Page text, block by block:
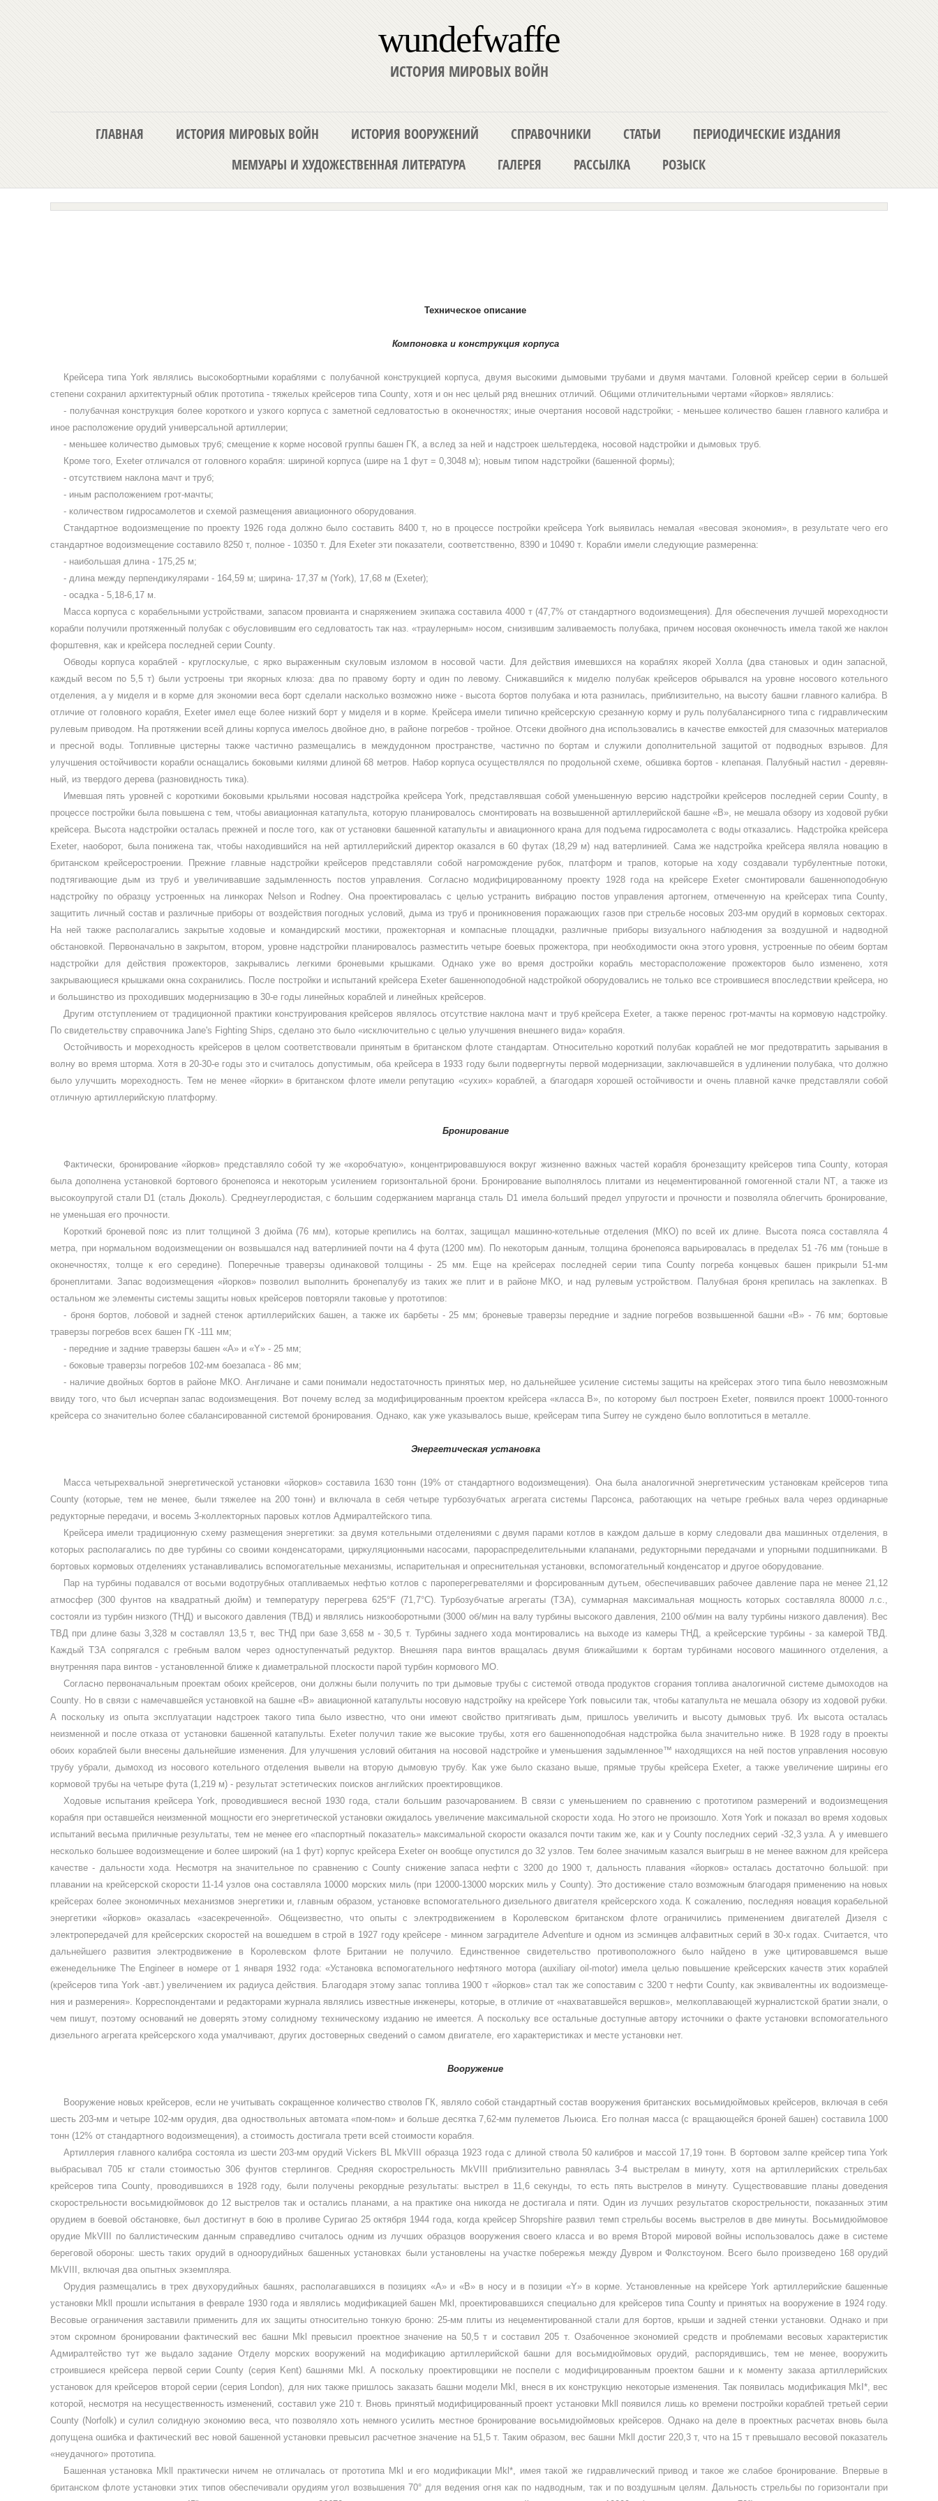
wundefwaffe
ИСТОРИЯ МИРОВЫХ ВОЙН
ГЛАВНАЯ ИСТОРИЯ МИРОВЫХ ВОЙН ИСТОРИЯ ВООРУЖЕНИЙ СПРАВОЧНИКИ СТАТЬИ
ПЕРИОДИЧЕСКИЕ ИЗДАНИЯ
МЕМУАРЫ И ХУДОЖЕСТВЕННАЯ ЛИТЕРАТУРА
ГАЛЕРЕЯ РАССЫЛКА РОЗЫСК
Техническое описание
Компоновка и конструкция корпуса
Крейсера типа York являлись высокобортными ко­раблями с полубачной конструкцией корпуса, двумя высокими дымовыми трубами и двумя мачтами. Голов­ной крейсер серии в большей
степени сохранил архитек­турный облик прототипа - тяжелых крейсеров типа County, хотя и он нес целый ряд внешних отличий. Об­щими отличительными чертами «йорков» являлись:
- полубачная конструкция более короткого и узкого корпуса с заметной седловатостью в оконечностях; иные очертания носовой надстройки; - меньшее количество башен главного калибра и
иное расположение орудий универсальной артил­лерии;
- меньшее количество дымовых труб; смещение к корме носовой группы башен ГК, а вслед за ней и надстроек шельтердека, носовой над­стройки и дымовых труб.
Кроме того, Exeter отличался от головного корабля: шириной корпуса (шире на 1 фут = 0,3048 м); новым типом надстройки (башенной формы);
- отсутствием наклона мачт и труб;
- иным расположением грот-мачты;
- количеством гидросамолетов и схемой размещения авиационного оборудования.
Стандартное водоизмещение по проекту 1926 года должно было составить 8400 т, но в процессе постройки крейсера York выявилась немалая «весовая экономия», в результате чего его
стандартное водоизмещение соста­вило 8250 т, полное - 10350 т. Для Exeter эти показатели, соответственно, 8390 и 10490 т. Корабли имели следую­щие размеренна:
- наибольшая длина - 175,25 м;
- длина между перпендикулярами - 164,59 м; ширина- 17,37 м (York), 17,68 м (Exeter);
- осадка - 5,18-6,17 м.
Масса корпуса с корабельными устройствами, запа­сом провианта и снаряжением экипажа составила 4000 т (47,7% от стандартного водоизмещения). Для обеспече­ния лучшей мореходности
корабли получили протяжен­ный полубак с обусловившим его седловатость так наз. «траулерным» носом, снизившим заливаемость полубака, причем носовая оконечность имела такой же наклон
форштевня, как и крейсера последней серии County.
Обводы корпуса кораблей - круглоскулые, с ярко вы­раженным скуловым изломом в носовой части. Для дей­ствия имевшихся на кораблях якорей Холла (два стано­вых и один запасной,
каждый весом по 5,5 т) были устро­ены три якорных клюза: два по правому борту и один по левому. Снижавшийся к миделю полубак крейсеров об­рывался на уровне носового котельного
отделения, а у миделя и в корме для экономии веса борт сделали на­сколько возможно ниже - высота бортов полубака и юта разнилась, приблизительно, на высоту башни главного калибра. В
отличие от головного корабля, Exeter имел еще более низкий борт у миделя и в корме. Крейсера имели типично крейсерскую срезанную корму и руль полубалансирного типа с гидравлическим
рулевым при­водом. На протяжении всей длины корпуса имелось двой­ное дно, в районе погребов - тройное. Отсеки двойного дна использовались в качестве емкостей для смазочных материалов
и пресной воды. Топливные цистерны также частично размещались в междудонном пространстве, ча­стично по бортам и служили дополнительной защитой от подводных взрывов. Для
улучшения остойчивости кораб­ли оснащались боковыми килями длиной 68 метров. Набор корпуса осуществлялся по продольной схеме, об­шивка бортов - клепаная. Палубный настил - деревян­
ный, из твердого дерева (разновидность тика).
Имевшая пять уровней с короткими боковыми кры­льями носовая надстройка крейсера York, представляв­шая собой уменьшенную версию надстройки крейсеров последней серии County, в
процессе постройки была по­вышена с тем, чтобы авиационная катапульта, которую планировалось смонтировать на возвышенной артилле­рийской башне «В», не мешала обзору из ходовой рубки
крейсера. Высота надстройки осталась прежней и после того, как от установки башенной катапульты и авиаци­онного крана для подъема гидросамолета с воды отка­зались. Надстройка крейсера
Exeter, наоборот, была по­нижена так, чтобы находившийся на ней артиллерийский директор оказался в 60 футах (18,29 м) над ватерлинией. Сама же надстройка крейсера являла новацию в
британ­ском крейсеростроении. Прежние главные надстройки крейсеров представляли собой нагромождение рубок, платформ и трапов, которые на ходу создавали турбулен­тные потоки,
подтягивающие дым из труб и увеличивав­шие задымленность постов управления. Согласно моди­фицированному проекту 1928 года на крейсере Exeter смонтировали башенноподобную
надстройку по образ­цу устроенных на линкорах
Nelson и Rodney. Она проек­тировалась с целью устранить вибрацию постов управ­ления артогнем, отмеченную на крейсерах типаCounty,
защитить личный состав и различные приборы от воздей­ствия погодных условий, дыма из труб и проникновения поражающих газов при стрельбе носовых 203-мм орудий в кормовых секторах.
На ней также располагались зак­рытые ходовые и командирский мостики, прожекторная и компасные площадки, различные приборы визуально­го наблюдения за воздушной и надводной
обстановкой. Первоначально в закрытом, втором, уровне надстройки планировалось разместить четыре боевых прожектора, при необходимости окна этого уровня, устроенные по обеим бортам
надстройки для действия прожекторов, закрывались легкими броневыми крышками. Однако уже во время достройки корабль месторасположение прожек­торов было изменено, хотя
закрывающиеся крышками окна сохранились. После постройки и испытаний крейсера Exeterбашенноподобной надстройкой оборудовались не только все строившиеся впоследствии крейсера, но
и большинство из проходив­ших модернизацию в 30-е годы линейных кораблей и линейных крейсеров.
Другим отступлением от традиционной практики конструирования крейсеров являлось отсутствие накло­на мачт и труб крейсера Exeter, а также перенос грот-мачты на кормовую над­стройку.
По свидетельству справочника Jane's Fighting Ships, сделано это было «ис­ключительно с целью улуч­шения внешнего вида» ко­рабля.
Остойчивость и мореход­ность крейсеров в целом соот­ветствовали принятым в бри­танском флоте стандартам. Относительно короткий по­лубак кораблей не мог пре­дотвратить зарывания в
вол­ну во время шторма. Хотя в 20-30-е годы это и считалось допустимым, оба крейсера в 1933 году были подвергнуты первой модернизации, заключавшейся в удлинении полу­бака, что должно
было улучшить мореходность. Тем не менее «йорки» в британском флоте имели репутацию «сухих» кораблей, а благодаря хоро­шей остойчивости и очень плавной качке пред­ставляли собой
отличную артиллерийскую плат­форму.
Бронирование
Фактически, бронирование «йорков» пред­ставляло собой ту же «коробчатую», концентри­ровавшуюся вокруг жизненно важных частей ко­рабля бронезащиту крейсеров типаCounty, кото­рая
была дополнена установкой бортового бронепояса и некоторым усилением горизонтальной брони. Бронирование выполнялось плитами из не­цементированной гомогенной стали NT, а также из
высокоупругой стали D1 (сталь Дюколь). Среднеуглеродистая, с большим содержанием марган­ца сталь D1 имела больший предел упругости и прочности и позволяла облегчить бронирование,
не уменьшая его прочности.
Короткий броневой пояс из плит толщиной 3 дюйма (76 мм), которые крепились на болтах, за­щищал машинно-котельные отделения (МКО) по всей их длине. Высота пояса составляла 4
метра, при нормальном водоизмещении он возвышался над ва­терлинией почти на 4 фута (1200 мм). По некоторым дан­ным, толщина бронепояса варьировалась в пределах 51 -76 мм (тоньше в
оконечностях, толще к его середине). По­перечные траверзы одинаковой толщины - 25 мм. Еще на крейсерах последней серии типаCounty погреба конце­вых башен прикрыли 51-мм
бронеплитами. Запас водо­измещения «йорков» позволил выполнить бронепалубу из таких же плит и в районе МКО, и над рулевым уст­ройством. Палубная броня крепилась на заклепках. В
остальном же элементы системы защиты новых крейсе­ров повторяли таковые у прототипов:
- броня бортов, лобовой и задней стенок артиллерий­ских башен, а также их барбеты - 25 мм; броневые траверзы передние и задние погребов воз­вышенной башни «В» - 76 мм; бортовые
траверзы погребов всех башен ГК -111 мм;
- передние и задние траверзы башен «А» и «Y» - 25 мм;
- боковые траверзы погребов 102-мм боезапаса - 86 мм;
- наличие двойных бортов в районе МКО. Англичане и сами понимали недостаточность приня­тых мер, но дальнейшее усиление системы защиты на крейсерах этого типа было невозможным
ввиду того, что был исчерпан запас водоизмещения. Вот почему вслед за модифицированным проектом крейсера «класса В», по которому был построен Exeter, появился проект 10000-тонного
крейсера со значительно более сбалансирован­ной системой бронирования. Однако, как уже указыва­лось выше, крейсерам типа Surrey не суждено было воп­лотиться в металле.
Энергетическая установка
Масса четырехвальной энергетической установки «йорков» составила 1630 тонн (19% от стандартного во­доизмещения). Она была аналогичной энергетическим установкам крейсеров типа
County (которые, тем не ме­нее, были тяжелее на 200 тонн) и включала в себя четыре турбозубчатых агрегата систе­мы Парсонса, работа­ющих на четыре греб­ных вала через орди­нарные
редукторные передачи, и восемь 3-коллекторных паро­вых котлов Адмирал­тейского типа.
Крейсера имели традиционную схему размещения энергетики: за двумя котельными отделениями с двумя парами котлов в каждом дальше в корму следовали два машин­ных отделения, в
которых располагались по две турби­ны со своими конденсаторами, циркуляционными насо­сами, парораспределительными клапанами, редукторными передачами и упорными подшипниками. В
бортовых кормовых отделениях устанавливались вспомогательные механизмы, испарительная и опреснительная установки, вспомогательный конденсатор и другое оборудование.
Пар на турбины подавался от восьми водотрубных отапливаемых нефтью котлов с пароперегревателями и форсированным дутьем, обеспечивавших рабочее давле­ние пара не менее 21,12
атмосфер (300 фунтов на квадрат­ный дюйм) и температуру перегрева 625°F(71,7°C). Турбозубчатые агрегаты (ТЗА), суммарная максимальная мощность которых составляла 80000 л.с.,
состояли из турбин низкого (ТНД) и высокого давления (ТВД) и яв­лялись низкооборотными (3000 об/мин на валу турбины высокого давления, 2100 об/мин на валу турбины низко­го давления). Вес
ТВД при длине базы 3,328 м составлял 13,5 т, вес ТНД при базе 3,658 м - 30,5 т. Турбины заднего хода монтировались на выходе из камеры ТНД, а крей­серские турбины - за камерой ТВД.
Каждый ТЗА сопря­гался с гребным валом через одноступенчатый редуктор. Внешняя пара винтов вращалась двумя ближайшими к бортам турбинами носового машинного отделения, а
внутренняя пара винтов - установленной ближе к диамет­ральной плоскости парой турбин кормового МО.
Согласно первоначальным проектам обоих крейсе­ров, они должны были получить по три дымовые трубы с системой отвода продуктов сгорания топлива аналогич­ной системе дымоходов на
County. Но в связи с намечав­шейся установкой на башне «В» авиационной катапуль­ты носовую надстройку на крейсереYork повысили так, чтобы катапульта не мешала обзору из ходовой рубки.
А поскольку из опыта эксплуатации надстроек такого типа было известно, что они имеют свойство притягивать дым, пришлось увеличить и высоту дымовых труб. Их высота осталась
неизменной и после отказа от установ­ки башенной катапульты. Exeter получил такие же высо­кие трубы, хотя его башенноподобная надстройка была значительно ниже. В 1928 году в проекты
обоих кораб­лей были внесены дальнейшие изменения. Для улучше­ния условий обитания на носовой надстройке и уменьше­ния задымленное™ находящихся на ней постов управле­ния носовую
трубу убрали, дымоход из носового котель­ного отделения вывели на вторую дымовую трубу. Как уже было сказано выше, прямые трубы крейсера Exeter, а также увеличение ширины его
кормовой трубы на че­тыре фута (1,219 м) - результат эстетических поисков ан­глийских проектировщиков.
Ходовые испытания крейсера York, проводившиеся весной 1930 года, стали большим разочарованием. В свя­зи с уменьшением по сравнению с прототипом размерений и водоизмещения
корабля при оставшейся неизмен­ной мощности его энергетической установки ожидалось увеличение максимальной скорости хода. Но этого не произошло. ХотяYork и показал во время ходовых
ис­пытаний весьма приличные результаты, тем не менее его «паспортный показатель» максимальной скорости ока­зался почти таким же, как и у County последних серий -32,3 узла. А у имевшего
несколько большее водоизмеще­ние и более широкий (на 1 фут) корпус крейсера Exeter он вообще опустился до 32 узлов. Тем более значимым казался выигрыш в не менее важном для крейсера
каче­стве - дальности хода. Несмотря на значительное по сравнению сCounty снижение запаса нефти с 3200 до 1900 т, дальность плавания «йорков» осталась достаточно боль­шой: при
плавании на крейсерской скорости 11-14 узлов она составляла 10000 морских миль (при 12000-13000 морских миль у County). Это достижение стало возмож­ным благодаря применению на новых
крейсерах более экономичных механизмов энергетики и, главным обра­зом, установке вспомогательного дизельного двигателя крейсерского хода. К сожалению, последняя новация корабельной
энергетики «йорков» оказалась «засекре­ченной». Общеизвестно, что опыты с электродвижением в Королевском британском флоте ограничились приме­нением двигателей Дизеля с
электропередачей для крей­серских скоростей на вошедшем в строй в 1927 году крей­сере - минном заградителе Adventure и одном из эсминцев алфавитных серий в 30-х годах. Считается, что
даль­нейшего развития электродвижение в Королевском флоте Британии не получило. Единственное свидетельство про­тивоположного было найдено в уже цитировавшемся выше
еженедельнике The Engineer в номере от 1 января 1932 года: «Установка вспомогательного нефтяного мо­тора (auxiliary oil -motor) имела целью повышение крей­серских качеств этих кораблей
(крейсеров типа York-авт.) увеличением их радиуса действия. Благодаря этому запас топлива 1900 т «йорков» стал так же сопоставим с 3200 т нефти County, как эквивалентны их водоизмеще­
ния и размерения». Корреспондентами и редакторами журнала являлись известные инженеры, которые, в отли­чие от «нахватавшейся вершков», мелкоплавающей жур­налистской братии знали, о
чем пишут, поэтому оснований не доверять этому солидному техническому изданию не имеется. А поскольку все остальные доступные авто­ру источники о факте установки вспомогательного
ди­зельного агрегата крейсерского хода умалчивают, других достоверных сведений о самом двигателе, его характери­стиках и месте установки нет.
Вооружение
Вооружение новых крейсеров, если не учитывать со­кращенное количество стволов ГК, являло собой стан­дартный состав вооружения британских восьмидюймо­вых крейсеров, включая в себя
шесть 203-мм и четыре 102-мм орудия, два одноствольных автомата «пом-пом» и больше десятка 7,62-мм пулеметов Льюиса. Его полная масса (с вращающейся броней башен) составила 1000
тонн (12% от стандартного водоизмещения), а стоимость достигала трети всей стоимо­сти корабля.
Артиллерия главного ка­либра состояла из шести 203-мм орудий Vickers BL MkVIIIобразца 1923 года с длиной ствола 50 калибров и массой 17,19 тонн. В бортовом залпе крейсер типаYork
выбрасывал 705 кг стали стоимостью 306 фунтов стерлингов. Средняя скорост­рельность
MkVIII приблизительно равня­лась 3-4 выстрелам в минуту, хотя на артил­лерийских стрельбах
крейсеров типа County, проводившихся в 1928 году, были получены рекордные результаты: выстрел в 11,6 секунды, то есть пять выстрелов в ми­нуту. Существовавшие планы доведения
скорострельности восьмидюймовок до 12 выстрелов так и остались планами, а на практике она никогда не достигала и пяти. Один из лучших результатов скорострель­ности, показанных этим
орудием в боевой обстановке, был достигнут в бою в проли­ве Суригао 25 октября 1944 года, когда крейсер Shropshire развил темп стрельбы восемь выстрелов в две минуты. Восьми­дюймовое
орудие MkVIII по баллистичес­ким данным справедливо считалось одним из лучших образцов вооружения своего класса и во время Второй мировой войны использовалось даже в системе
береговой обороны: шесть таких орудий в одноорудийных башенных установках были уста­новлены на участке побережья между Дув­ром и Фолкстоуном. Всего было произведе­но 168 орудий
MkVIII , включая два опыт­ных экземпляра.
Орудия размещались в трех двухорудийных башнях, располагавшихся в позициях «А» и «В» в носу и в позиции «Y» в корме. Установленные на крейсере York артиллерийские башен­ные
установки Mkll прошли испытания в феврале 1930 года и являлись модификацией башен Mkl , проектиро­вавшихся специально для крейсеров типа County и при­нятых на вооружение в 1924 году.
Весовые ограничения заставили применить для их защиты относительно тон­кую броню: 25-мм плиты из нецементированной стали для бортов, крыши и задней стенки установки. Однако и при
этом скромном бронировании фактический вес баш­ни Mkl превысил проектное значение на 50,5 т и соста­вил 205 т. Озабоченное экономией средств и проблемами весовых характеристик
Адмиралтейство тут же выдало задание Отделу морских вооружений на модификацию артиллерийской башни для восьмидюймовых орудий, распорядившись, тем не менее, вооружить
строившиеся крейсера первой серииCounty (серия Kent) башнями Mkl . А поскольку проектировщики не поспели с модифициро­ванным проектом башни и к моменту заказа артиллерий­ских
установок для крейсеров второй серии (серия London), для них также пришлось заказать башни моде­ли Mkl , внеся в их конструкцию некоторые изменения. Так появилась модификация MkI *, вес
которой, несмот­ря на несущественность изменений, составил уже 210 т. Вновь принятый модифицированный проект установки Mkll появился лишь ко времени постройки кораблей третьей серии
County (Norfolk) и сулил солидную эконо­мию веса, что позволяло хоть немного усилить местное бронирование восьмидюймовых крейсеров. Однако на деле в проектных расчетах вновь была
допущена ошиб­ка и фактический вес новой башенной установки превы­сил расчетное значение на 51,5 т. Таким образом, вес башни Mkll достиг 220,3 т, что на 15 т превышало весовой показатель
«неудачного» прототипа.
Башенная установка Mkll практически ничем не от­личалась от прототипа Mkl и его модификации Mkl*, имея такой же гидравлический привод и такое же слабое бронирование. Впервые в
британском флоте установки этих типов обеспечивали орудиям угол возвышения 70° для ведения огня как по надводным, так и по воздушным целям. Дальность стрельбы по горизонтали при